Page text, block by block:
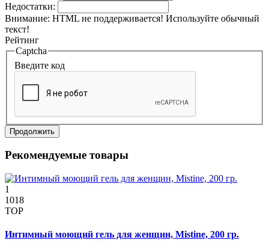
Недостатки:
Внимание: HTML не поддерживается! Используйте обычный
текст!
Рейтинг
Captcha
Введите код
Продолжить
Рекомендуемые товары
1
1018
TOP
Интимный моющий гель для женщин, Mistine, 200 гр.